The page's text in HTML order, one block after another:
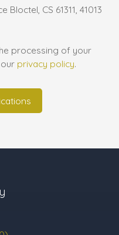
CS 61311, 41013
processing of your
privacy policy.